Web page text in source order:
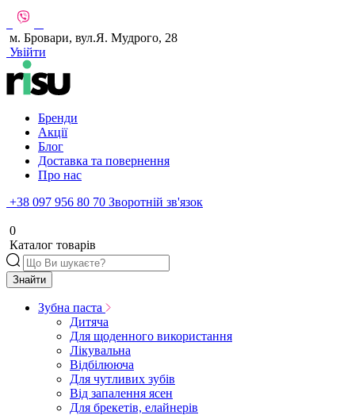
м. Бровари, вул.Я. Мудрого, 28
Увійти
Бренди
Акції
Блог
Доставка та повернення
Про нас
+38 097 956 80 70 Зворотній зв'язок
0
Каталог товарів
Знайти
Зубна паста
Дитяча
Для щоденного використання
Лікувальна
Відбілююча
Для чутливих зубів
Від запалення ясен
Для брекетів, елайнерів